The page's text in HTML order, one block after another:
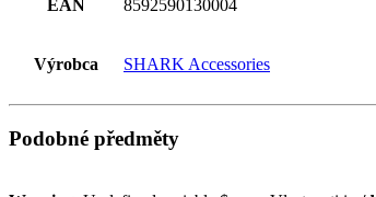
EAN 8592590130004
Výrobca SHARK Accessories
Podobné předměty